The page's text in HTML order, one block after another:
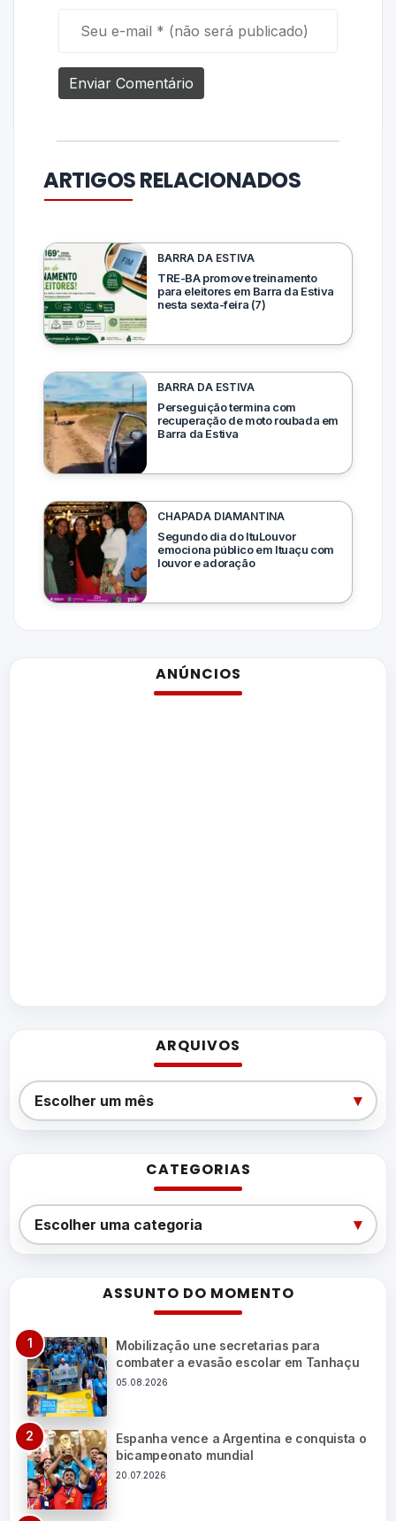
ARTIGOS RELACIONADOS
BARRA DA ESTIVA
TRE-BA promove treinamento
para eleitores em Barra da Estiva
nesta sexta-feira (7)
BARRA DA ESTIVA
Perseguição termina com
recuperação de moto roubada em
Barra da Estiva
CHAPADA DIAMANTINA
Segundo dia do ItuLouvor
emociona público em Ituaçu com
louvor e adoração
ANÚNCIOS
ARQUIVOS
Arquivos
Escolher um mês ▾
CATEGORIAS
Categorias
Escolher uma categoria ▾
ASSUNTO DO MOMENTO
Mobilização une secretarias para
combater a evasão escolar em Tanhaçu
05.08.2026
Espanha vence a Argentina e conquista o
bicampeonato mundial
20.07.2026